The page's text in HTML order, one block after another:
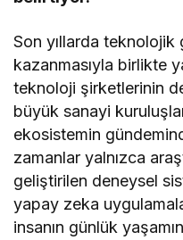
Son yıllarda teknolojik
kazanmasıyla birlikte
teknoloji şirketlerinin
büyük sanayi
ekosistemin
zamanlar yalnızca
geliştirilen deneysel
yapay zeka
insanın günlük